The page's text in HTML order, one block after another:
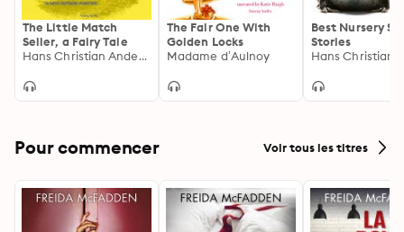
The Little Match
Seller, a Fairy Tale
Hans Christian Andersen
The Fair One With
Golden Locks
Madame d’Aulnoy
Best Nursery
Stories
Pour commencer Voir tous les titres